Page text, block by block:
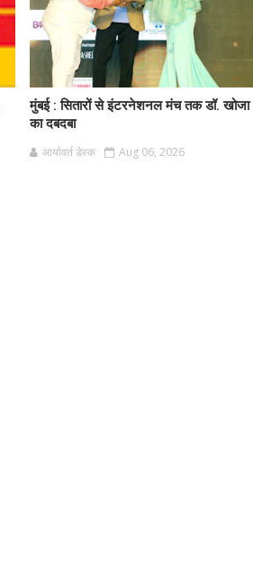
मुंबई : सितारों से इंटरनेशनल मंच तक डॉ. खोजा
का दबदबा
आर्यावर्त डेस्क Aug 06, 2026